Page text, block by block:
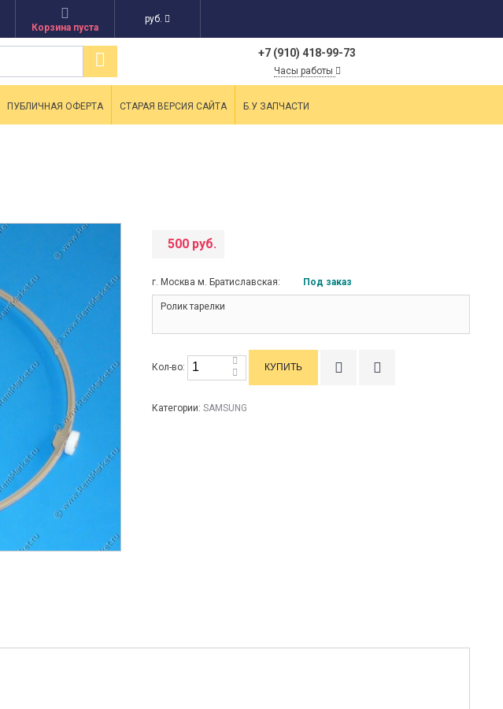
Корзина пуста
руб.
+7 (910) 418-99-73
Часы работы
ПУБЛИЧНАЯ ОФЕРТА СТАРАЯ ВЕРСИЯ САЙТА Б.У ЗАПЧАСТИ
500 руб.
г. Москва м. Братиславская: Под заказ
Ролик тарелки
Кол-во:
Категории: SAMSUNG